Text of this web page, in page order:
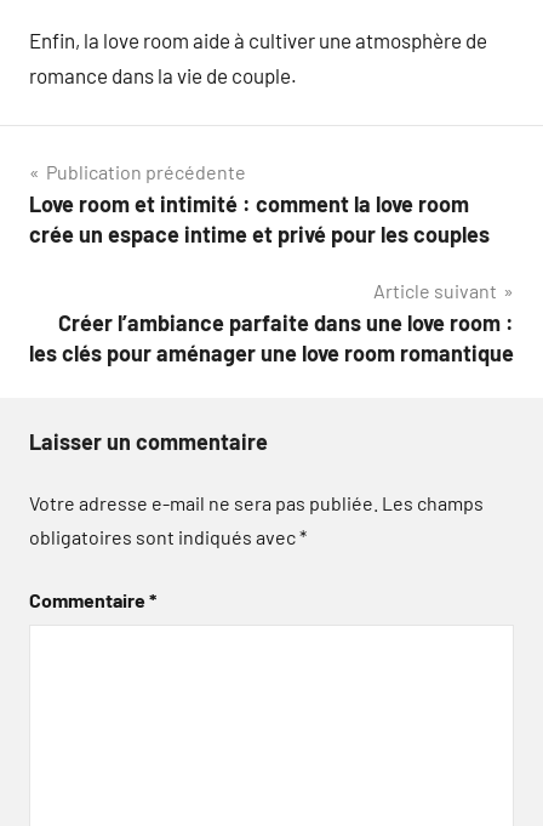
Enfin, la love room aide à cultiver une atmosphère de
romance dans la vie de couple.
Navigation
de
Publication précédente
Love room et intimité : comment la love room
crée un espace intime et privé pour les couples
Article suivant
Créer l’ambiance parfaite dans une love room :
les clés pour aménager une love room romantique
Laisser un commentaire
Votre adresse e-mail ne sera pas publiée. Les champs
obligatoires sont indiqués avec*
Commentaire*